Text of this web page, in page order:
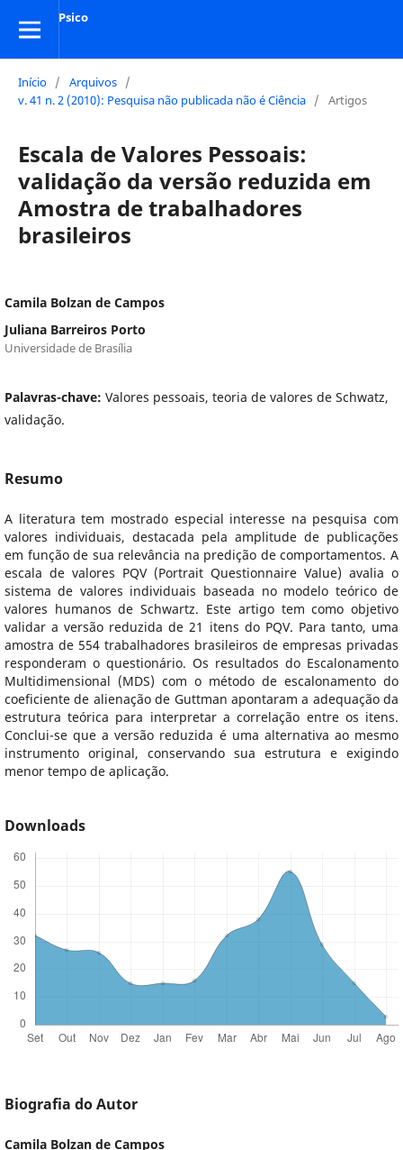
Psico
Início / Arquivos /
v. 41 n. 2 (2010): Pesquisa não publicada não é Ciência / Artigos
Escala de Valores Pessoais:
validação da versão reduzida em
Amostra de trabalhadores
brasileiros
Camila Bolzan de Campos
Juliana Barreiros Porto
Universidade de Brasília
Palavras-chave: Valores pessoais, teoria de valores de Schwatz,
validação.
Resumo
A literatura tem mostrado especial interesse na pesquisa com
valores individuais, destacada pela amplitude de publicações
em função de sua relevância na predição de comportamentos. A
escala de valores PQV (Portrait Questionnaire Value) avalia o
sistema de valores individuais baseada no modelo teórico de
valores humanos de Schwartz. Este artigo tem como objetivo
validar a versão reduzida de 21 itens do PQV. Para tanto, uma
amostra de 554 trabalhadores brasileiros de empresas privadas
responderam o questionário. Os resultados do Escalonamento
Multidimensional (MDS) com o método de escalonamento do
coeficiente de alienação de Guttman apontaram a adequação da
estrutura teórica para interpretar a correlação entre os itens.
Conclui-se que a versão reduzida é uma alternativa ao mesmo
instrumento original, conservando sua estrutura e exigindo
menor tempo de aplicação.
Downloads
Biografia do Autor
Camila Bolzan de Campos